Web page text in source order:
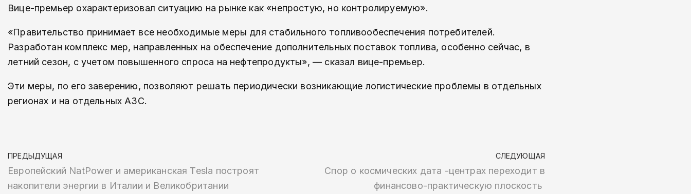
Вице-премьер охарактеризовал ситуацию на рынке как «непростую, но контролируемую».
«Правительство принимает все необходимые меры для стабильного топливообеспечения потребителей.
Разработан комплекс мер, направленных на обеспечение дополнительных поставок топлива, особенно сейчас, в
летний сезон, с учетом повышенного спроса на нефтепродукты», — сказал вице-премьер.
Эти меры, по его заверению, позволяют решать периодически возникающие логистические проблемы в отдельных
регионах и на отдельных АЗС.
ПРЕДЫДУЩАЯ
Европейский NatPower и американская Tesla построят
накопители энергии в Италии и Великобритании
СЛЕДУЮЩАЯ
Спор о космических дата -центрах переходит в
финансово-практическую плоскость